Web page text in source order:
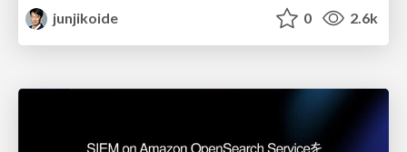
junjikoide
0 2.6k